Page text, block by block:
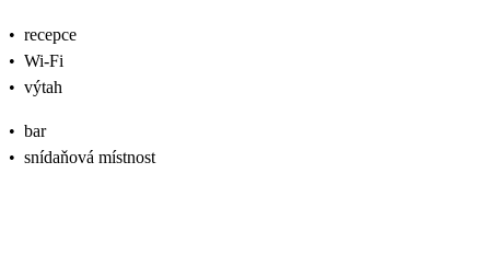
• recepce
• Wi-Fi
• výtah
• bar
• snídaňová místnost